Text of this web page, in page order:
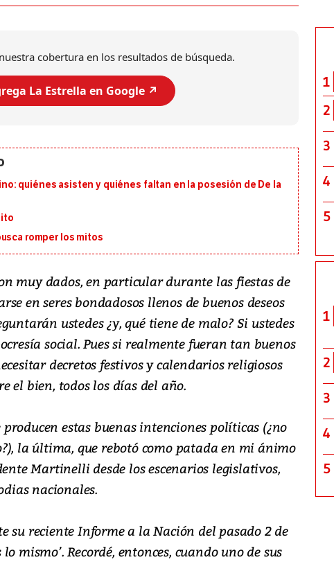
cobertura en los resultados de búsqueda.
La Estrella en Google ↗️
quiénes asisten y quiénes faltan en la posesión de De la
romper los mitos
muy dados, en particular durante las fiestas de
en seres bondadosos llenos de buenos deseos
ustedes ¿y, qué tiene de malo? Si ustedes
social. Pues si realmente fueran tan buenos
decretos festivos y calendarios religiosos
el bien, todos los días del año.
estas buenas intenciones políticas (¿no
la última, que rebotó como patada en mi ánimo
Martinelli desde los escenarios legislativos,
nacionales.
su reciente Informe a la Nación del pasado 2 de
mismo’. Recordé, entonces, cuando uno de sus
1
2
3
4
5
1
2
3
4
5